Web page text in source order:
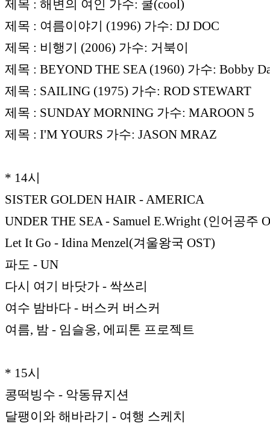
제목 : 해변의 여인 가수: 쿨(cool)
제목 : 여름이야기 (1996) 가수: DJ DOC
제목 : 비행기 (2006) 가수: 거북이
제목 : BEYOND THE SEA (1960) 가수: Bobby
제목 : SAILING (1975) 가수: ROD STEWART
제목 : SUNDAY MORNING 가수: MAROON 5
제목 : I'M YOURS 가수: JASON MRAZ
* 14시
SISTER GOLDEN HAIR - AMERICA
UNDER THE SEA - Samuel E.Wright (인어공주
Let It Go - Idina Menzel(겨울왕국 OST)
파도 - UN
다시 여기 바닷가 - 싹쓰리
여수 밤바다 - 버스커 버스커
여름, 밤 - 임슬옹, 에피톤 프로젝트
* 15시
콩떡빙수 - 악동뮤지션
달팽이와 해바라기 - 여행 스케치